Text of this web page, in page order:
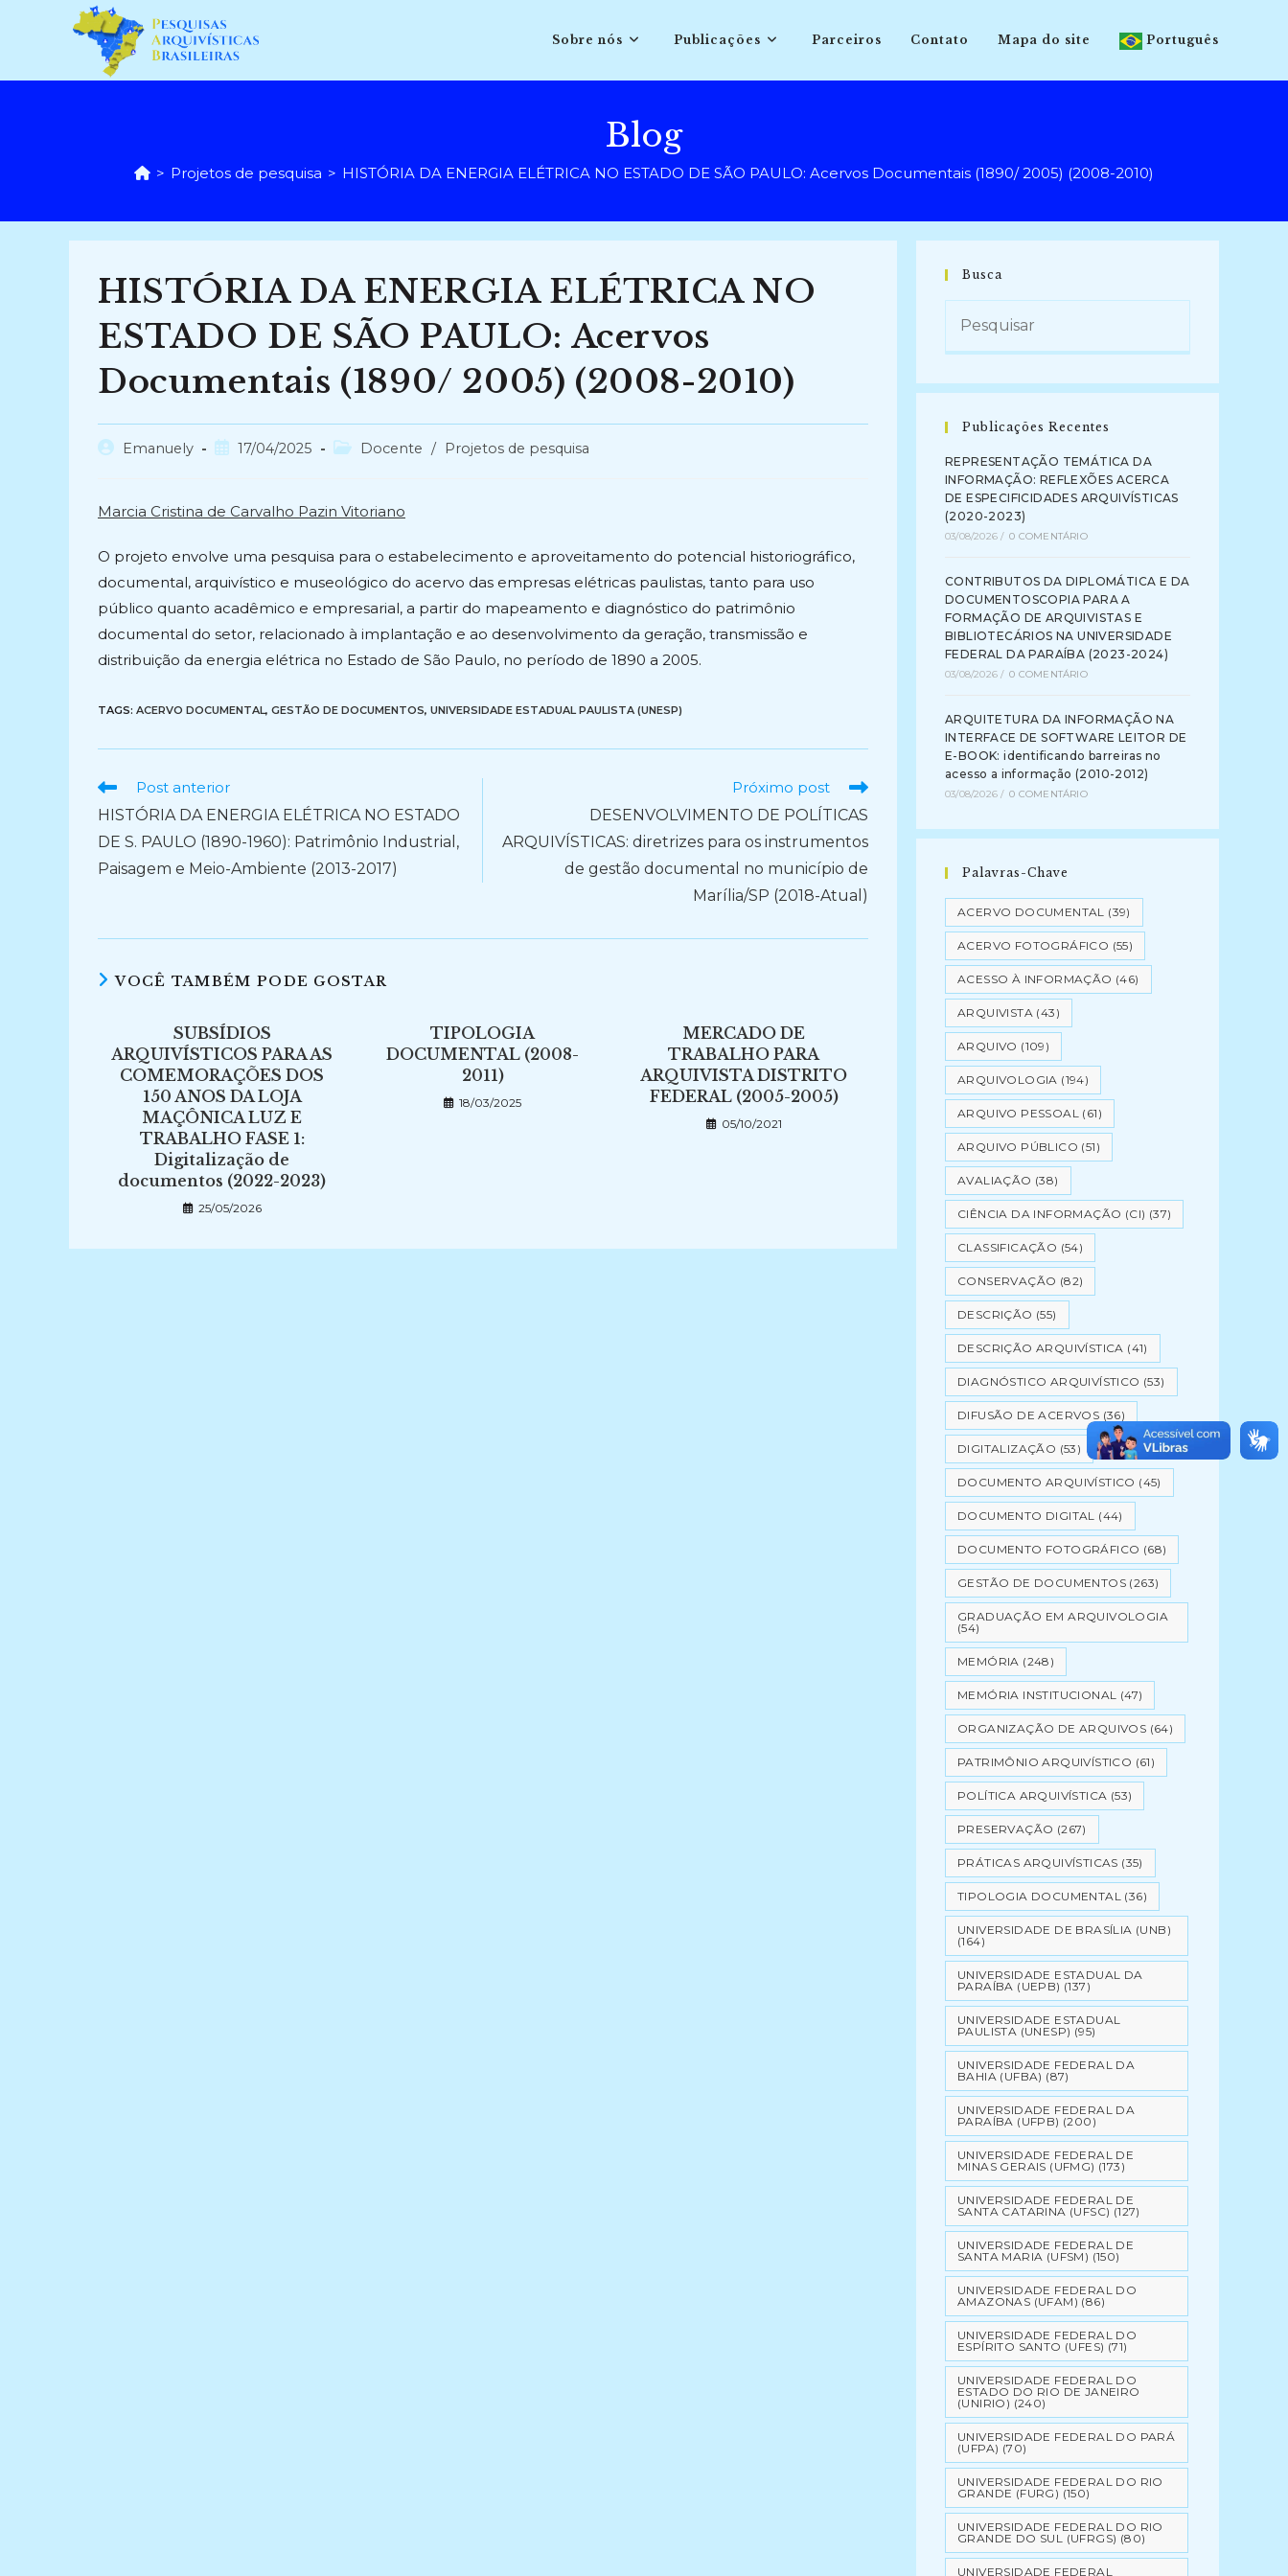
conteúdo
Sobre nós Publicações Parceiros Contato Mapa do site Português
Blog
> Projetos de pesquisa > HISTÓRIA DA ENERGIA ELÉTRICA NO ESTADO DE SÃO PAULO: Acervos Documentais (1890/ 2005) (2008-2010)
HISTÓRIA DA ENERGIA ELÉTRICA NO
ESTADO DE SÃO PAULO: Acervos
Documentais (1890/ 2005) (2008-2010)
AutorEmanuely
Post17/04/2025
Categoria
Docente / Projetos de pesquisa
Marcia Cristina de Carvalho Pazin Vitoriano
O projeto envolve uma pesquisa para o estabelecimento e aproveitamento do potencial historiográfico,
documental, arquivístico e museológico do acervo das empresas elétricas paulistas, tanto para uso
público quanto acadêmico e empresarial, a partir do mapeamento e diagnóstico do patrimônio
documental do setor, relacionado à implantação e ao desenvolvimento da geração, transmissão e
distribuição da energia elétrica no Estado de São Paulo, no período de 1890 a 2005.
TAGS: ACERVO DOCUMENTAL, GESTÃO DE DOCUMENTOS, UNIVERSIDADE ESTADUAL PAULISTA (UNESP)
Ler
artigos
Post anterior
HISTÓRIA DA ENERGIA ELÉTRICA NO ESTADO
DE S. PAULO (1890-1960): Patrimônio Industrial,
Paisagem e Meio-Ambiente (2013-2017)
Próximo post
DESENVOLVIMENTO DE POLÍTICAS
ARQUIVÍSTICAS: diretrizes para os instrumentos
de gestão documental no município de
Marília/SP (2018-Atual)
VOCÊ TAMBÉM PODE GOSTAR
SUBSÍDIOS
ARQUIVÍSTICOS PARA AS
COMEMORAÇÕES DOS
150 ANOS DA LOJA
MAÇÔNICA LUZ E
TRABALHO FASE 1:
Digitalização de
documentos (2022-2023)
25/05/2026
TIPOLOGIA
DOCUMENTAL (2008-
2011)
18/03/2025
MERCADO DE
TRABALHO PARA
ARQUIVISTA DISTRITO
FEDERAL (2005-2005)
05/10/2021
Busca
Publicações Recentes
REPRESENTAÇÃO TEMÁTICA DA
INFORMAÇÃO: REFLEXÕES ACERCA
DE ESPECIFICIDADES ARQUIVÍSTICAS
(2020-2023)
03/08/2026 / 0 COMENTÁRIO
CONTRIBUTOS DA DIPLOMÁTICA E DA
DOCUMENTOSCOPIA PARA A
FORMAÇÃO DE ARQUIVISTAS E
BIBLIOTECÁRIOS NA UNIVERSIDADE
FEDERAL DA PARAÍBA (2023-2024)
03/08/2026 / 0 COMENTÁRIO
ARQUITETURA DA INFORMAÇÃO NA
INTERFACE DE SOFTWARE LEITOR DE
E-BOOK: identificando barreiras no
acesso a informação (2010-2012)
03/08/2026 / 0 COMENTÁRIO
Palavras-Chave
ACERVO DOCUMENTAL (39)
ACERVO FOTOGRÁFICO (55)
ACESSO À INFORMAÇÃO (46)
ARQUIVISTA (43)
ARQUIVO (109)
ARQUIVOLOGIA (194)
ARQUIVO PESSOAL (61)
ARQUIVO PÚBLICO (51)
AVALIAÇÃO (38)
CIÊNCIA DA INFORMAÇÃO (CI) (37)
CLASSIFICAÇÃO (54)
CONSERVAÇÃO (82)
DESCRIÇÃO (55)
DESCRIÇÃO ARQUIVÍSTICA (41)
DIAGNÓSTICO ARQUIVÍSTICO (53)
DIFUSÃO DE ACERVOS (36)
DIGITALIZAÇÃO (53)
DOCUMENTO ARQUIVÍSTICO (45)
DOCUMENTO DIGITAL (44)
DOCUMENTO FOTOGRÁFICO (68)
GESTÃO DE DOCUMENTOS (263)
GRADUAÇÃO EM ARQUIVOLOGIA
(54)
MEMÓRIA (248)
MEMÓRIA INSTITUCIONAL (47)
ORGANIZAÇÃO DE ARQUIVOS (64)
PATRIMÔNIO ARQUIVÍSTICO (61)
POLÍTICA ARQUIVÍSTICA (53)
PRESERVAÇÃO (267)
PRÁTICAS ARQUIVÍSTICAS (35)
TIPOLOGIA DOCUMENTAL (36)
UNIVERSIDADE DE BRASÍLIA (UNB)
(164)
UNIVERSIDADE ESTADUAL DA
PARAÍBA (UEPB) (137)
UNIVERSIDADE ESTADUAL
PAULISTA (UNESP) (95)
UNIVERSIDADE FEDERAL DA
BAHIA (UFBA) (87)
UNIVERSIDADE FEDERAL DA
PARAÍBA (UFPB) (200)
UNIVERSIDADE FEDERAL DE
MINAS GERAIS (UFMG) (173)
UNIVERSIDADE FEDERAL DE
SANTA CATARINA (UFSC) (127)
UNIVERSIDADE FEDERAL DE
SANTA MARIA (UFSM) (150)
UNIVERSIDADE FEDERAL DO
AMAZONAS (UFAM) (86)
UNIVERSIDADE FEDERAL DO
ESPÍRITO SANTO (UFES) (71)
UNIVERSIDADE FEDERAL DO
ESTADO DO RIO DE JANEIRO
(UNIRIO) (240)
UNIVERSIDADE FEDERAL DO PARÁ
(UFPA) (70)
UNIVERSIDADE FEDERAL DO RIO
GRANDE (FURG) (150)
UNIVERSIDADE FEDERAL DO RIO
GRANDE DO SUL (UFRGS) (80)
UNIVERSIDADE FEDERAL